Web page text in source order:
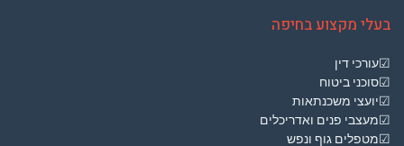
בעלי מקצוע בחיפה
☑עורכי דין
☑סוכני ביטוח
☑יועצי משכנתאות
☑מעצבי פנים ואדריכלים
☑מטפלים גוף ונפש